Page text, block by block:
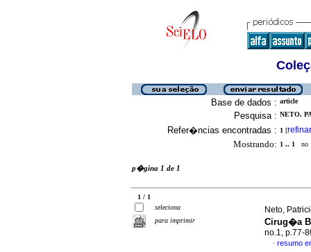
Base de dados : article
Pesquisa : NETO,
Refer�ncias encontradas : 1 [refinar
Mostrando: 1 .. 1 no
p�gina 1 de 1
1 / 1
seleciona
para imprimir
Neto,
Cirug�a
no.1, p.77-
· resumo